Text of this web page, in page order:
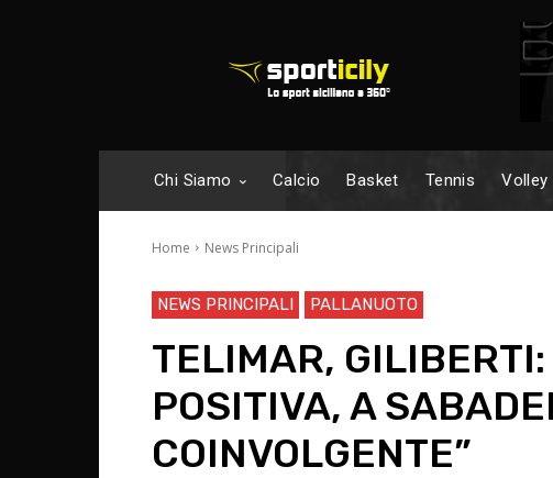
Chi Siamo Calcio Basket Tennis Volley
Home News Principali
NEWS PRINCIPALI PALLANUOTO
TELIMAR, GILIBERTI:
POSITIVA, A
COINVOLGENTE”